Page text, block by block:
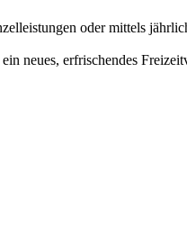
oder mittels
neues, erfrischendes